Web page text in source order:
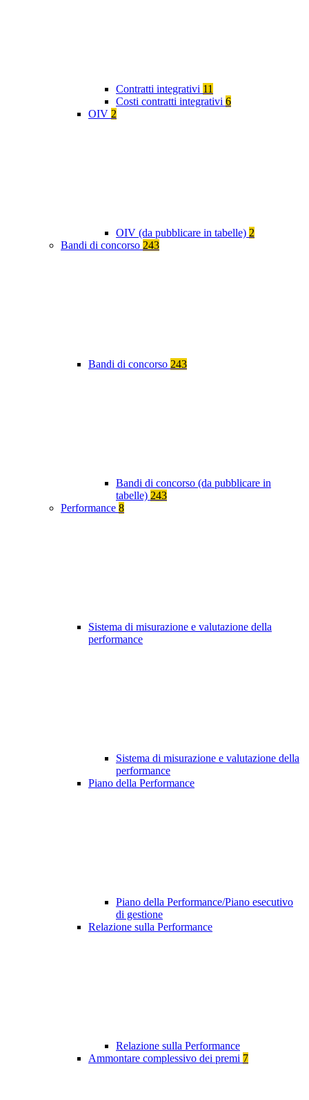
Contratti integrativi 11
Costi contratti integrativi 6
OIV 2
OIV (da pubblicare in tabelle) 2
Bandi di concorso 243
Bandi di concorso 243
Bandi di concorso (da pubblicare in
tabelle) 243
Performance 8
Sistema di misurazione e valutazione della
performance
Sistema di misurazione e valutazione della
performance
Piano della Performance
Piano della Performance/Piano esecutivo
di gestione
Relazione sulla Performance
Relazione sulla Performance
Ammontare complessivo dei premi 7